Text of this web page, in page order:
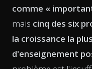
comme «
mais cinq des six
la croissance la
d'enseignement